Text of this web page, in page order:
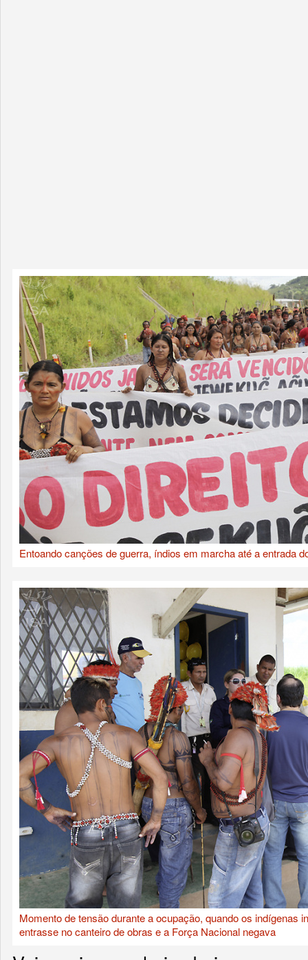
Entoando canções de guerra, índios em marcha até a entrada
Momento de tensão durante a ocupação, quando os indígenas
entrasse no canteiro de obras e a Força Nacional negava